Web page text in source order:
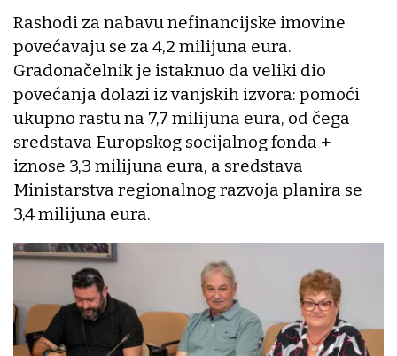
Rashodi za nabavu nefinancijske imovine
povećavaju se za 4,2 milijuna eura.
Gradonačelnik je istaknuo da veliki dio
povećanja dolazi iz vanjskih izvora: pomoći
ukupno rastu na 7,7 milijuna eura, od čega
sredstava Europskog socijalnog fonda +
iznose 3,3 milijuna eura, a sredstava
Ministarstva regionalnog razvoja planira se
3,4 milijuna eura.